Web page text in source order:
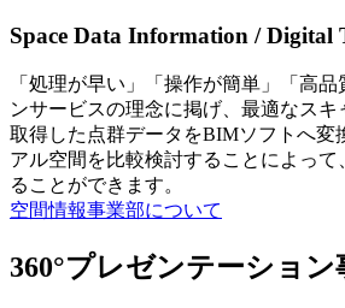
Space Data Information / Digital
「処理が早い」「操作が簡単」「高
ンサービスの理念に掲げ、最適なスキ
取得した点群データをBIMソフトへ変
アル空間を比較検討することによっ
ることができます。
空間情報事業部について
360°プレゼンテーション